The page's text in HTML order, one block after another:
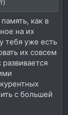
как в
на их
тебя уже есть
их совсем
с большей